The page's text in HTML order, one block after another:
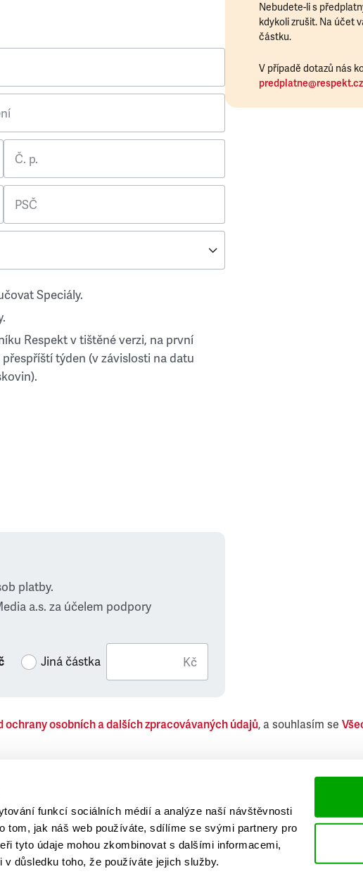
funkcí sociálních médií a analýze naší návštěvnosti
tom, jak náš web používáte, sdílíme se svými partnery pro
tyto údaje mohou zkombinovat s dalšími informacemi,
důsledku toho, že používáte jejich služby.
Č. p.
PSČ
Speciály.
Respekt v tištěné verzi, na první
týden (v závislosti na datu
platby.
a.s. za účelem podpory
Jiná částka Kč
Nebudete-li s
kdykoli zrušit. Na účet
částku.
V případě dotazů nás
predplatne@respekt.cz
ochrany osobních a dalších zpracovávaných údajů, a souhlasím se